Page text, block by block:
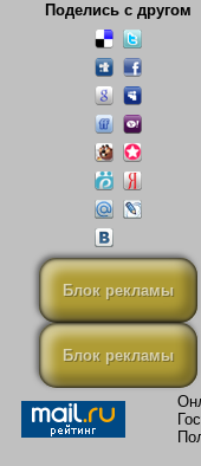
Поделись с другом
Блок рекламы
Блок рекламы